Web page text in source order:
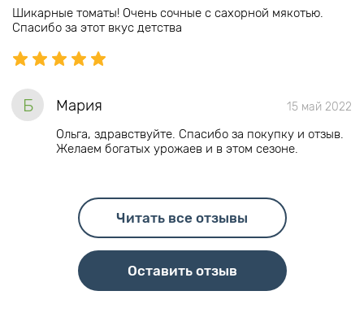
Шикарные томаты! Очень сочные с сахорной мякотью.
Спасибо за этот вкус детства
Б Мария 15 май 2022
Ольга, здравствуйте. Спасибо за покупку и отзыв.
Желаем богатых урожаев и в этом сезоне.
Читать все отзывы
Оставить отзыв